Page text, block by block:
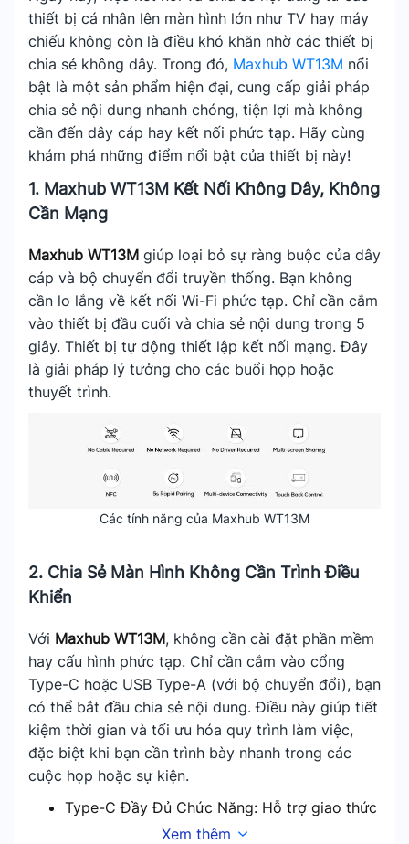
thiết bị cá nhân lên màn hình lớn như TV hay máy
chiếu không còn là điều khó khăn nhờ các thiết bị
chia sẻ không dây. Trong đó, Maxhub WT13M nổi
bật là một sản phẩm hiện đại, cung cấp giải pháp
chia sẻ nội dung nhanh chóng, tiện lợi mà không
cần đến dây cáp hay kết nối phức tạp. Hãy cùng
khám phá những điểm nổi bật của thiết bị này!
1. Maxhub WT13M Kết Nối Không Dây, Không
Cần Mạng
Maxhub WT13M giúp loại bỏ sự ràng buộc của dây
cáp và bộ chuyển đổi truyền thống. Bạn không
cần lo lắng về kết nối Wi-Fi phức tạp. Chỉ cần cắm
vào thiết bị đầu cuối và chia sẻ nội dung trong 5
giây. Thiết bị tự động thiết lập kết nối mạng. Đây
là giải pháp lý tưởng cho các buổi họp hoặc
thuyết trình.
Các tính năng của Maxhub WT13M
2. Chia Sẻ Màn Hình Không Cần Trình Điều
Khiển
Với Maxhub WT13M, không cần cài đặt phần mềm
hay cấu hình phức tạp. Chỉ cần cắm vào cổng
Type-C hoặc USB Type-A (với bộ chuyển đổi), bạn
có thể bắt đầu chia sẻ nội dung. Điều này giúp tiết
kiệm thời gian và tối ưu hóa quy trình làm việc,
đặc biệt khi bạn cần trình bày nhanh trong các
cuộc họp hoặc sự kiện.
Type-C Đầy Đủ Chức Năng: Hỗ trợ giao thức
DisplayPort cho phép xuất hình ảnh HD chất
Xem thêm